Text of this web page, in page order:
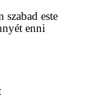
este
enni